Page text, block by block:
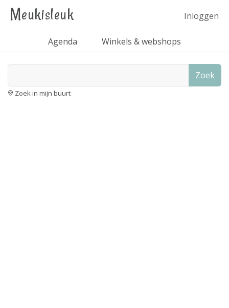
Meukisleuk Inloggen
Agenda Winkels & webshops
Zoek
Zoek in mijn buurt